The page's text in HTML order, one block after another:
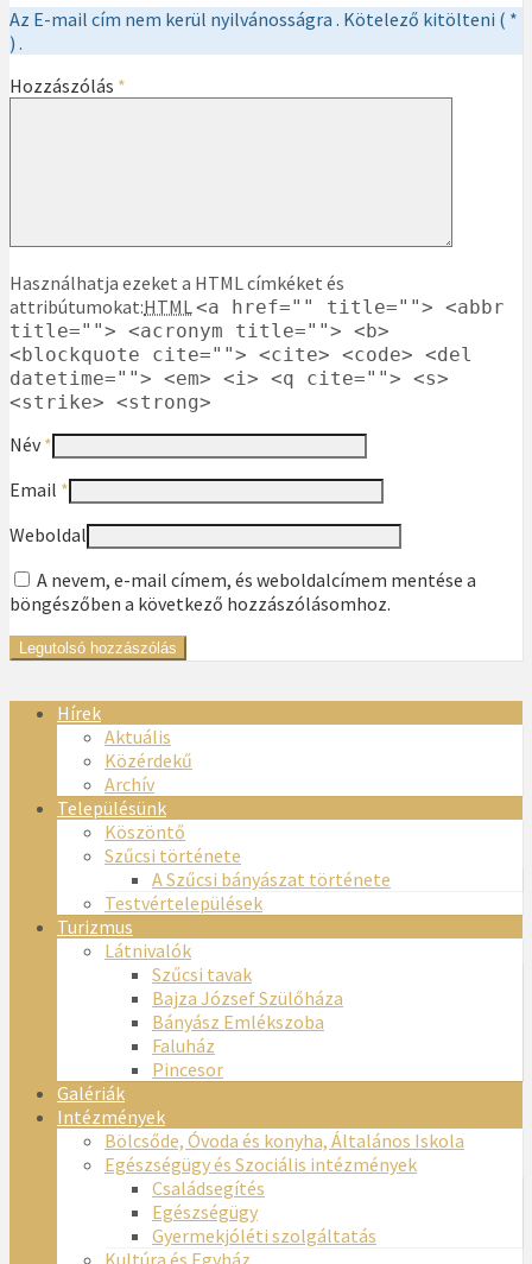
Az E-mail cím nem kerül nyilvánosságra . Kötelező kitölteni ( *
) .
Hozzászólás *
Használhatja ezeket a HTML címkéket és
attribútumokat:HTML<a href="" title=""> <abbr
title=""> <acronym title=""> <b>
<blockquote cite=""> <cite> <code> <del
datetime=""> <em> <i> <q cite=""> <s>
<strike> <strong>
Név*
Email *
Weboldal
A nevem, e-mail címem, és weboldalcímem mentése a
böngészőben a következő hozzászólásomhoz.
Hírek
Aktuális
Közérdekű
Archív
Településünk
Köszöntő
Szűcsi története
A Szűcsi bányászat története
Testvértelepülések
Turizmus
Látnivalók
Szűcsi tavak
Bajza József Szülőháza
Bányász Emlékszoba
Faluház
Pincesor
Galériák
Intézmények
Bölcsőde, Óvoda és konyha, Általános Iskola
Egészségügy és Szociális intézmények
Családsegítés
Egészségügy
Gyermekjóléti szolgáltatás